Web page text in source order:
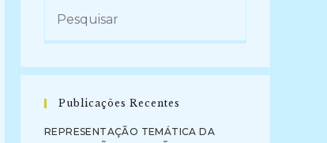
Publicações Recentes
REPRESENTAÇÃO TEMÁTICA DA